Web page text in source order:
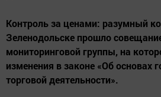
Контроль за ценами: разумный
Зеленодольске прошло
мониторинговой группы, на
изменения в законе «Об основах
торговой деятельности».